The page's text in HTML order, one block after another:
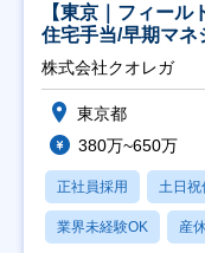
【東京｜フィー
住宅手当/早期マネ
株式会社クオレガ
東京都
380万~650万
正社員採用 土日祝
業界未経験OK 産